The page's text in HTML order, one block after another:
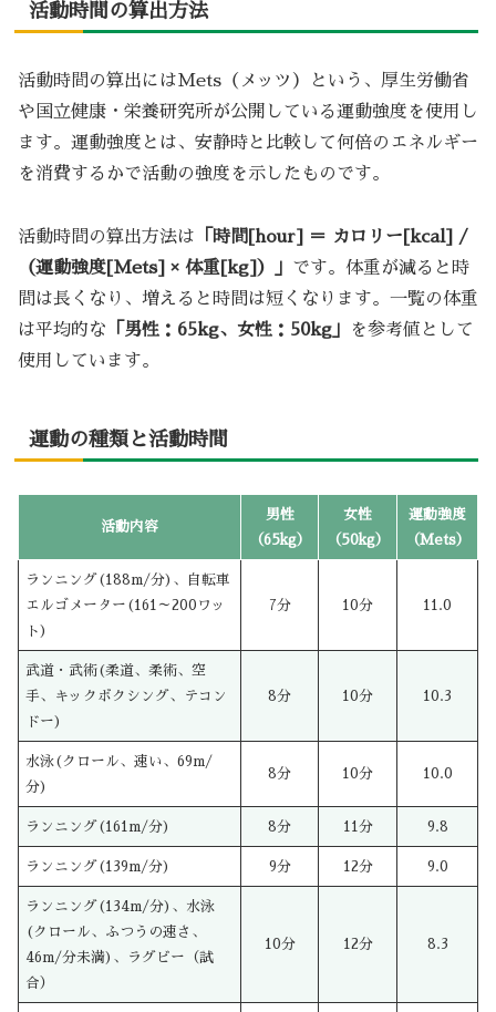
活動時間の算出方法
活動時間の算出にはMets（メッツ）という、厚生労働省
や国立健康・栄養研究所が公開している運動強度を使用し
ます。運動強度とは、安静時と比較して何倍のエネルギー
を消費するかで活動の強度を示したものです。
活動時間の算出方法は 「時間[hour] ＝ カロリー[kcal] /
（運動強度[Mets] × 体重[kg]）」 です。体重が減ると時
間は長くなり、増えると時間は短くなります。一覧の体重
は平均的な 「男性：65kg、女性：50kg」
を参考値として
使用しています。
運動の種類と活動時間
活動内容
男性
（65kg）
女性
（50kg）
運動強度
（Mets）
ランニング(188m/分)、自転車
エルゴメーター(161～200ワッ
ト)
7分 10分 11.0
武道・武術(柔道、柔術、空
手、キックボクシング、テコン
ドー)
8分 10分 10.3
水泳(クロール、速い、69m/
分)
8分 10分 10.0
ランニング(161m/分) 8分 11分 9.8
ランニング(139m/分) 9分 12分 9.0
ランニング(134m/分)、水泳
(クロール、ふつうの速さ、
46m/分未満)、ラグビー（試
合）
10分 12分 8.3